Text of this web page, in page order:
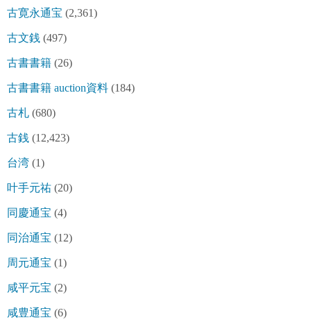
古寛永通宝 (2,361)
古文銭 (497)
古書書籍 (26)
古書書籍 auction資料 (184)
古札 (680)
古銭 (12,423)
台湾 (1)
叶手元祐 (20)
同慶通宝 (4)
同治通宝 (12)
周元通宝 (1)
咸平元宝 (2)
咸豊通宝 (6)